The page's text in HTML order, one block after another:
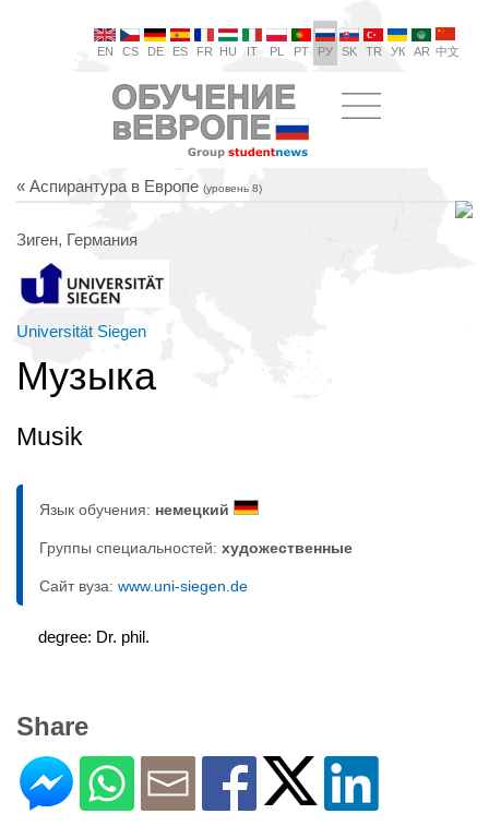
EN CS DE ES FR HU IT PL PT РУ SK TR УК AR 中文
« Аспирантура в Европе (уровень 8)
Зиген, Германия
Universität Siegen
Музыка
Musik
Язык обучения: немецкий
Группы специальностей: художественные
Сайт вуза: www.uni-siegen.de
degree: Dr. phil.
Share